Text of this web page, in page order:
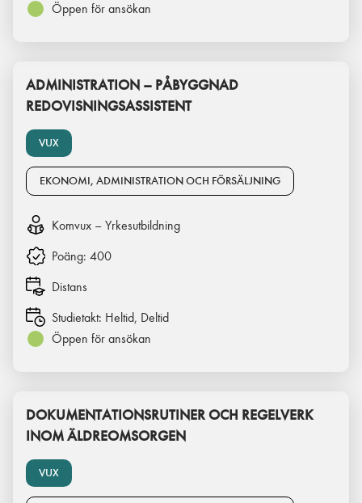
Öppen för ansökan
VUX
ADMINISTRATION – PÅBYGGNAD
REDOVISNINGSASSISTENT
EKONOMI, ADMINISTRATION OCH FÖRSÄLJNING
Komvux – Yrkesutbildning
Poäng: 400
Distans
Studietakt: Heltid, Deltid
Öppen för ansökan
VUX
DOKUMENTATIONSRUTINER OCH REGELVERK
INOM ÄLDREOMSORGEN